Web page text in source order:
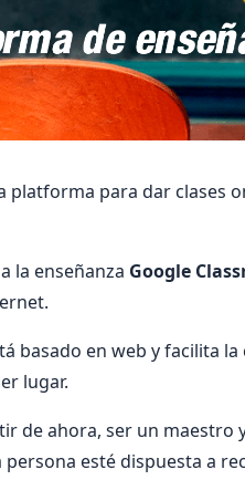
platforma para dar clases
la enseñanza Google
basado en web y facilita
lugar.
de ahora, ser un
esté dispuesta a